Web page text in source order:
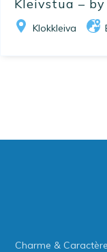
Kleivstua –
Klokkleiva
Charme &